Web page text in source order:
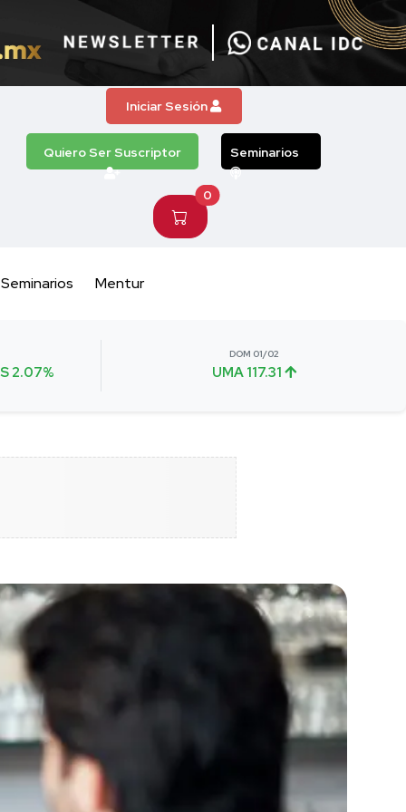
Iniciar Sesión
Quiero Ser Suscriptor Seminarios
0
Seminarios Mentur
2.07%
DOM 01/02
UMA 117.31